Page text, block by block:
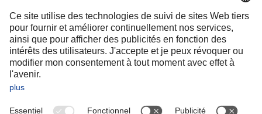
Slovakia
Spain
Sweden
Switzerland(DE FR)
Turkey
OCEANIA